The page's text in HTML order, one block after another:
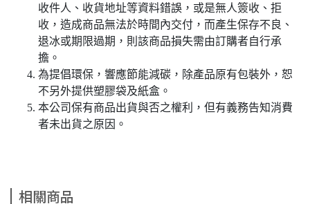
收件人、收貨地址等資料錯誤，或是無人簽收、拒
收，造成商品無法於時間內交付，而產生保存不良、
退冰或期限過期，則該商品損失需由訂購者自行承
擔。
為提倡環保，響應節能減碳，除產品原有包裝外，恕
不另外提供塑膠袋及紙盒。
本公司保有商品出貨與否之權利，但有義務告知消費
者未出貨之原因。
相關商品